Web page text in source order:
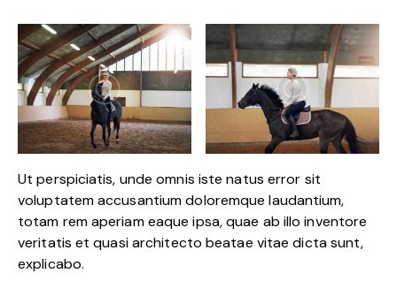
Ut perspiciatis, unde omnis iste natus error sit
voluptatem accusantium doloremque laudantium,
totam rem aperiam eaque ipsa, quae ab illo inventore
veritatis et quasi architecto beatae vitae dicta sunt,
explicabo.